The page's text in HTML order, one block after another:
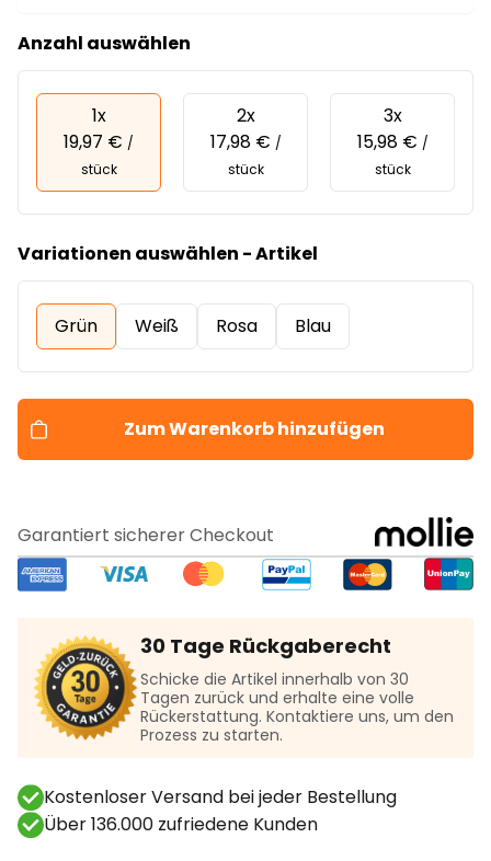
Anzahl auswählen
1x
19,97 € /
stück
2x
17,98 € /
stück
3x
15,98 € /
stück
Variationen auswählen - Artikel
Grün Weiß Rosa Blau
Zum Warenkorb hinzufügen
Garantiert sicherer Checkout
30 Tage Rückgaberecht
Schicke die Artikel innerhalb von 30
Tagen zurück und erhalte eine volle
Rückerstattung. Kontaktiere uns, um den
Prozess zu starten.
Kostenloser Versand bei jeder Bestellung
Über 136.000 zufriedene Kunden